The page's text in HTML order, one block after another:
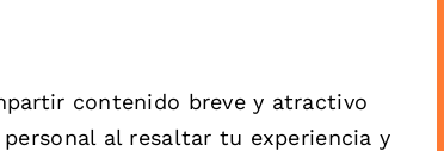
contenido breve y atractivo
al resaltar tu experiencia y